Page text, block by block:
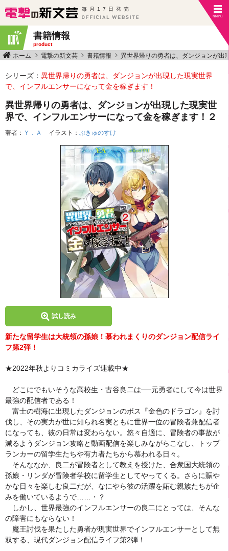
毎月17日発売
書籍情報
product
ホーム 電撃の新文芸 書籍情報 異世界帰りの勇者は、ダンジョンが出
シリーズ： 異世界帰りの勇者は、ダンジョンが出現した現実世界
で、インフルエンサーになって金を稼ぎます！
異世界帰りの勇者は、ダンジョンが出現した現実世
界で、インフルエンサーになって金を稼ぎます！２
著者： Ｙ．Ａ イラスト： ぷきゅのすけ
試し読み
新たな留学生は大統領の孫娘！慕われまくりのダンジョン配信ライ
フ第2弾！
★2022年秋よりコミカライズ連載中★
どこにでもいそうな高校生・古谷良二は──元勇者にして今は世界
最強の配信者である！
富士の樹海に出現したダンジョンのボス『金色のドラゴン』を討
伐し、その実力が世に知られ名実ともに世界一位の冒険者兼配信者
になっても、彼の日常は変わらない。悠々自適に、冒険者の事故が
減るようダンジョン攻略と動画配信を楽しみながらこなし、トップ
ランカーの留学生たちや有力者たちから慕われる日々。
そんななか、良二が冒険者として教えを授けた、合衆国大統領の
孫娘・リンダが冒険者学校に留学生としてやってくる。さらに賑や
かな日々を楽しむ良二だが、なにやら彼の活躍を妬む親族たちが企
みを働いているようで……・？
しかし、世界最強のインフルエンサーの良二にとっては、そんな
の障害にもならない！
魔王討伐を果たした勇者が現実世界でインフルエンサーとして無
双する、現代ダンジョン配信ライフ第2弾！